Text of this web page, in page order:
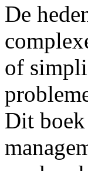
De
of
Dit